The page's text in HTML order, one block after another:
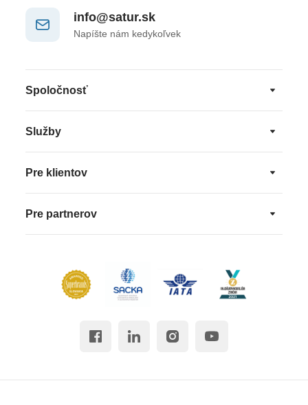
info@satur.sk
Napíšte nám kedykoľvek
Spoločnosť
Služby
Pre klientov
Pre partnerov